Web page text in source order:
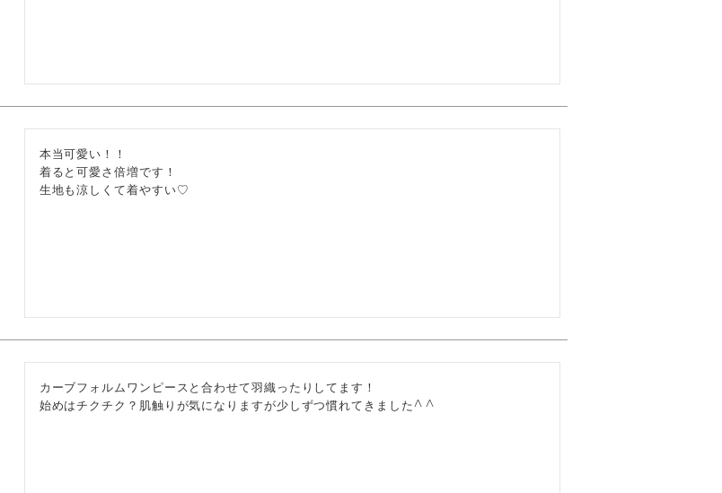
本当可愛い！！
着ると可愛さ倍増です！
カーブフォルムワンピースと合わせて羽織ったりしてます！